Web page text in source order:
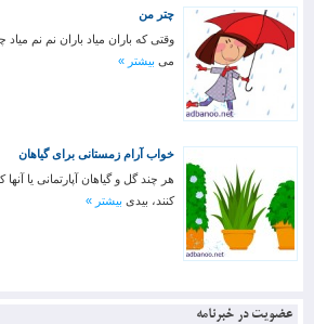
چتر من
وقتی که باران میاد باران نم نم
می بیشتر »
خواب آرام زمستانی برای گیاهان
هر چند گل و گیاهان آپارتمانی یا
کنند، بیدی بیشتر »
عضویت در خبرنامه